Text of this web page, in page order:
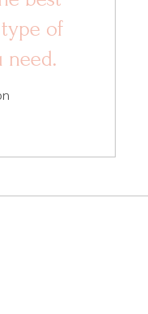
of
need.